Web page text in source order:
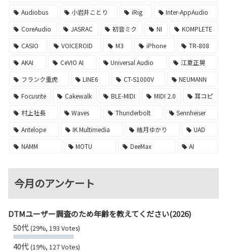
Audiobus
小岩井ことり iRig
Inter-AppAudio
CoreAudio
JASRAC 初音ミク NI
KOMPLETE
CASIO
VOICEROID M3 iPhone
TR-808
AKAI
CeVIO AI Universal Audio
江夏正晃
フランク重虎
LINE6 CT-S1000V
NEUMANN
Focusrite
Cakewalk BLE-MIDI MIDI 2.0
耳コピ
村上社長
Waves Thunderbolt
Sennheiser
Antelope
IK Multimedia 結月ゆかり
UAD
NAMM
MOTU DeeMax AI
今月のアンケート
DTMユーザー調査のため年齢を教えてください(2026)
50代(29%, 193 Votes)
40代(19%, 127 Votes)